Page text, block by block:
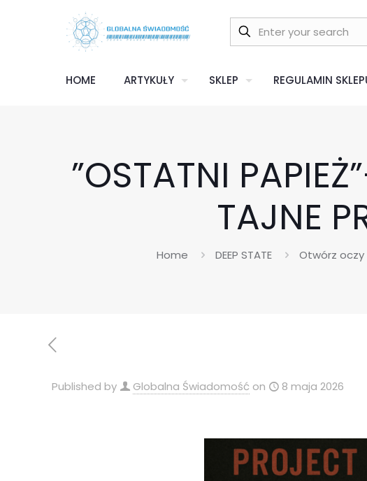
HOME ARTYKUŁY SKLEP REGULAMIN
”OSTATNI
TAJNE
Home DEEP STATE Otwórz oczy
Published by Globalna Świadomość on 8 maja 2026